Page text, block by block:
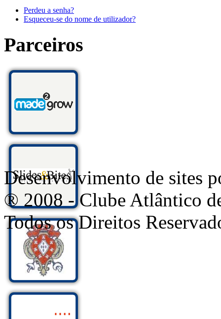
Perdeu a senha?
Esqueceu-se do nome de utilizador?
Parceiros
Desenvolvimento de sites
® 2008 - Clube Atlântico
Todos os Direitos